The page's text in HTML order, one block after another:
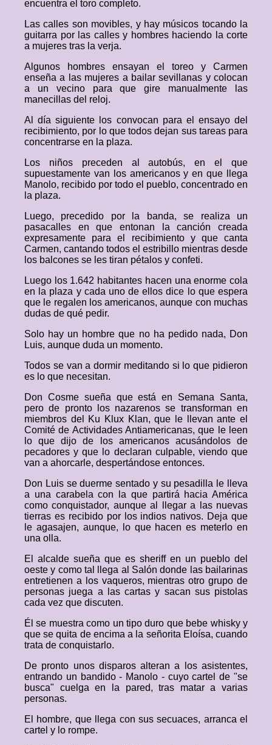
encuentra el toro completo.
Las calles son movibles, y hay músicos tocando la
guitarra por las calles y hombres haciendo la corte
a mujeres tras la verja.
Algunos hombres ensayan el toreo y Carmen
enseña a las mujeres a bailar sevillanas y colocan
a un vecino para que gire manualmente las
manecillas del reloj.
Al día siguiente los convocan para el ensayo del
recibimiento, por lo que todos dejan sus tareas para
concentrarse en la plaza.
Los niños preceden al autobús, en el que
supuestamente van los americanos y en que llega
Manolo, recibido por todo el pueblo, concentrado en
la plaza.
Luego, precedido por la banda, se realiza un
pasacalles en que entonan la canción creada
expresamente para el recibimiento y que canta
Carmen, cantando todos el estribillo mientras desde
los balcones se les tiran pétalos y confeti.
Luego los 1.642 habitantes hacen una enorme cola
en la plaza y cada uno de ellos dice lo que espera
que le regalen los americanos, aunque con muchas
dudas de qué pedir.
Solo hay un hombre que no ha pedido nada, Don
Luis, aunque duda un momento.
Todos se van a dormir meditando si lo que pidieron
es lo que necesitan.
Don Cosme sueña que está en Semana Santa,
pero de pronto los nazarenos se transforman en
miembros del Ku Klux Klan, que le llevan ante el
Comité de Actividades Antiamericanas, que le leen
lo que dijo de los americanos acusándolos de
pecadores y que lo declaran culpable, viendo que
van a ahorcarle, despertándose entonces.
Don Luis se duerme sentado y su pesadilla le lleva
a una carabela con la que partirá hacia América
como conquistador, aunque al llegar a las nuevas
tierras es recibido por los indios nativos. Deja que
le agasajen, aunque, lo que hacen es meterlo en
una olla.
El alcalde sueña que es sheriff en un pueblo del
oeste y como tal llega al Salón donde las bailarinas
entretienen a los vaqueros, mientras otro grupo de
personas juega a las cartas y sacan sus pistolas
cada vez que discuten.
Él se muestra como un tipo duro que bebe whisky y
que se quita de encima a la señorita Eloísa, cuando
trata de conquistarlo.
De pronto unos disparos alteran a los asistentes,
entrando un bandido - Manolo - cuyo cartel de "se
busca" cuelga en la pared, tras matar a varias
personas.
El hombre, que llega con sus secuaces, arranca el
cartel y lo rompe.